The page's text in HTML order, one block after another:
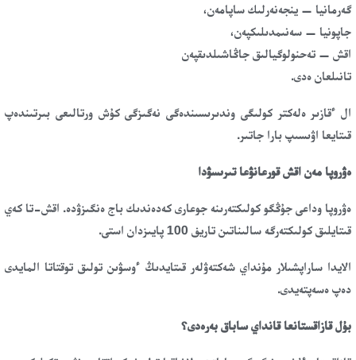
گەرمانيا — ينجەنەرلىك ساپامەن،
جاپونيا — سەنىمدىلىكپەن،
اقش — تەحنولوگيالىق جاڭاشىلدىقپەن
تانىلعان ەدى.
ال ءقازىر ەلەكتر كولىگى وندىرىسىندەگى نەگىزگى كۇش ورتالىعى بىرتىندەپ
قىتايعا اۋىسىپ بارا جاتىر.
ەۋروپا مەن اقش قورعانۋعا تىرىسۋدا
ەۋروپا وداعى جۇڭگو كولىكتەرىنە جوعارى كەدەندىك باج ەنگىزۋدە. اقش-تا كەي
قىتايلىق كولىكتەرگە سالىناتىن تاريف 100 پايىزدان استى.
الايدا ساراپشىلار مۇنداي شەكتەۋلەر قىتايدىڭ ءوسۋىن تولىق توقتاتا المايدى
دەپ ەسەپتەيدى.
بۇل قازاقستانعا قانداي ساباق بەرەدى؟